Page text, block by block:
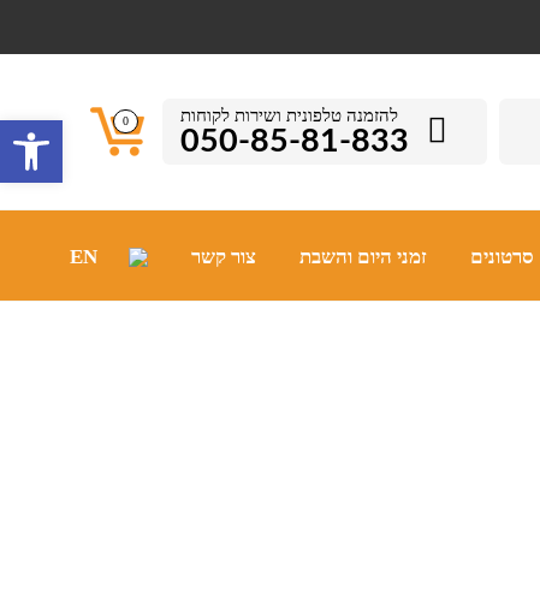
להזמנה טלפונית ושירות לקוחות
050-85-81-833
0
סרטונים זמני היום והשבת צור קשר EN
פתח